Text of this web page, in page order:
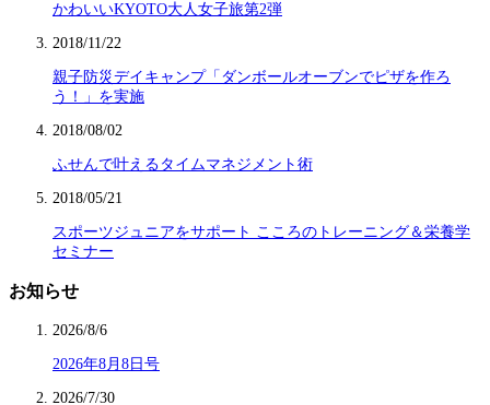
かわいいKYOTO大人女子旅第2弾
2018/11/22
親子防災デイキャンプ「ダンボールオーブンでピザを作ろ
う！」を実施
2018/08/02
ふせんで叶えるタイムマネジメント術
2018/05/21
スポーツジュニアをサポート こころのトレーニング＆栄養学
セミナー
お知らせ
2026/8/6
2026年8月8日号
2026/7/30